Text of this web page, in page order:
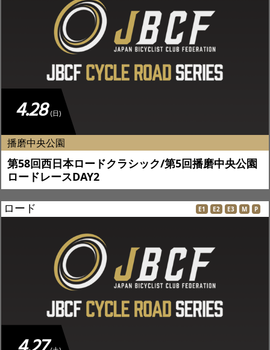
4.28 (日)
播磨中央公園
第58回西日本ロードクラシック/第5回播磨中央公園
ロードレースDAY2
ロード E1 E2 E3 M P